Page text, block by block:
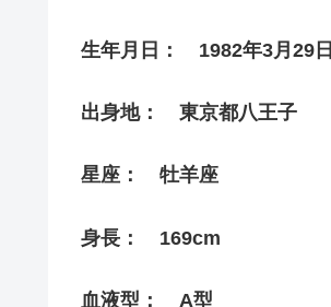
生年月日： 1982年3月29日
出身地： 東京都八王子
星座： 牡羊座
身長： 169cm
血液型： A型